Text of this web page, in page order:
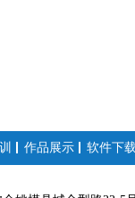
作品展示 软件下